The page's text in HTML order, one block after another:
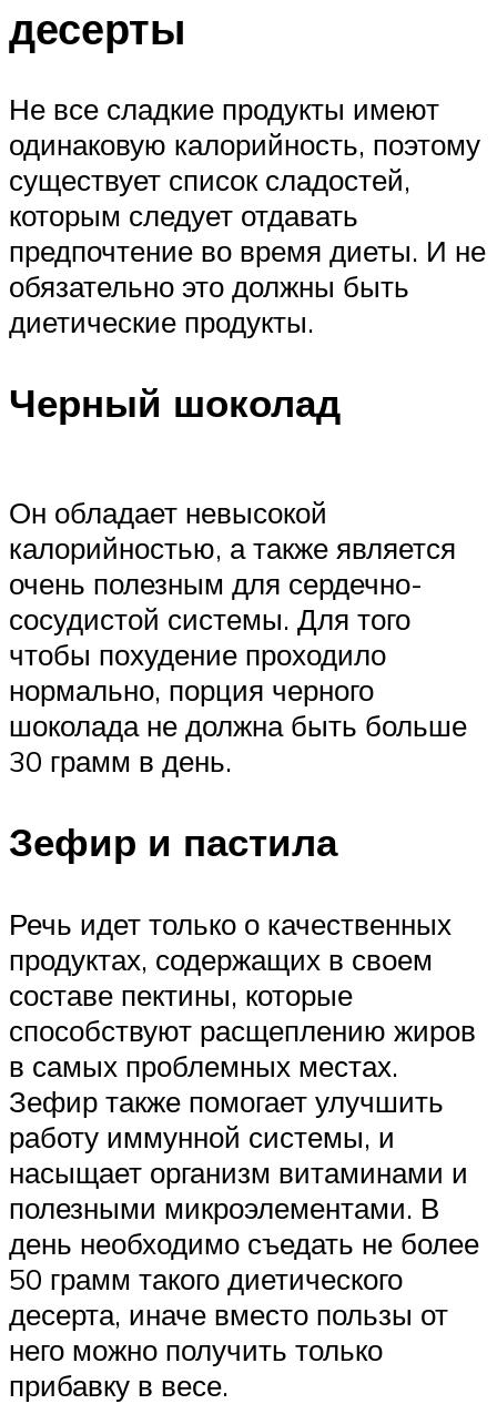
десерты
Не все сладкие продукты имеют
одинаковую калорийность, поэтому
существует список сладостей,
которым следует отдавать
предпочтение во время диеты. И не
обязательно это должны быть
диетические продукты.
Черный шоколад
Он обладает невысокой
калорийностью, а также является
очень полезным для сердечно-
сосудистой системы. Для того
чтобы похудение проходило
нормально, порция черного
шоколада не должна быть больше
30 грамм в день.
Зефир и пастила
Речь идет только о качественных
продуктах, содержащих в своем
составе пектины, которые
способствуют расщеплению жиров
в самых проблемных местах.
Зефир также помогает улучшить
работу иммунной системы, и
насыщает организм витаминами и
полезными микроэлементами. В
день необходимо съедать не более
50 грамм такого диетического
десерта, иначе вместо пользы от
него можно получить только
прибавку в весе.